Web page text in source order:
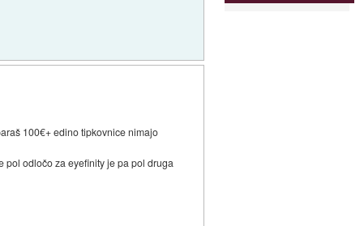
100€+ edino tipkovnice nimajo
pol odločo za eyefinity je pa pol druga